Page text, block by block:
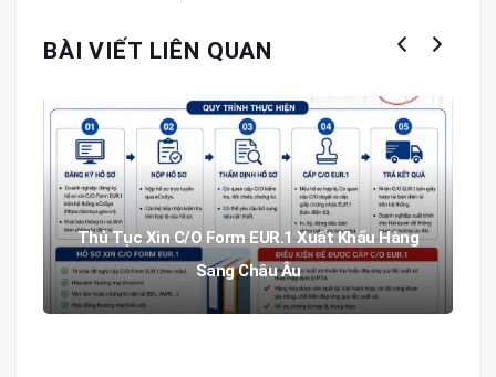
BÀI VIẾT LIÊN QUAN
Thủ Tục Xin C/O Form EUR.1 Xuất Khẩu Hàng
Sang Châu Âu